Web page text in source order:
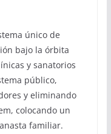
único de
bajo la órbita
y sanatorios
público,
y eliminando
colocando un
familiar.